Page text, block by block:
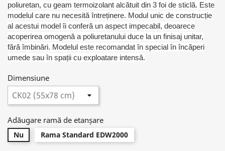
poliuretan, cu geam termoizolant alcătuit din 3 foi de sticlă. Este
modelul care nu necesită întreținere. Modul unic de construcție
al acestui model îi conferă un aspect impecabil, deoarece
acoperirea omogenă a poliuretanului duce la un finisaj unitar,
fără îmbinări. Modelul este recomandat în special în încăperi
umede sau în spații cu exploatare intensă.
Dimensiune
Adăugare ramă de etanșare
Nu Rama Standard EDW2000